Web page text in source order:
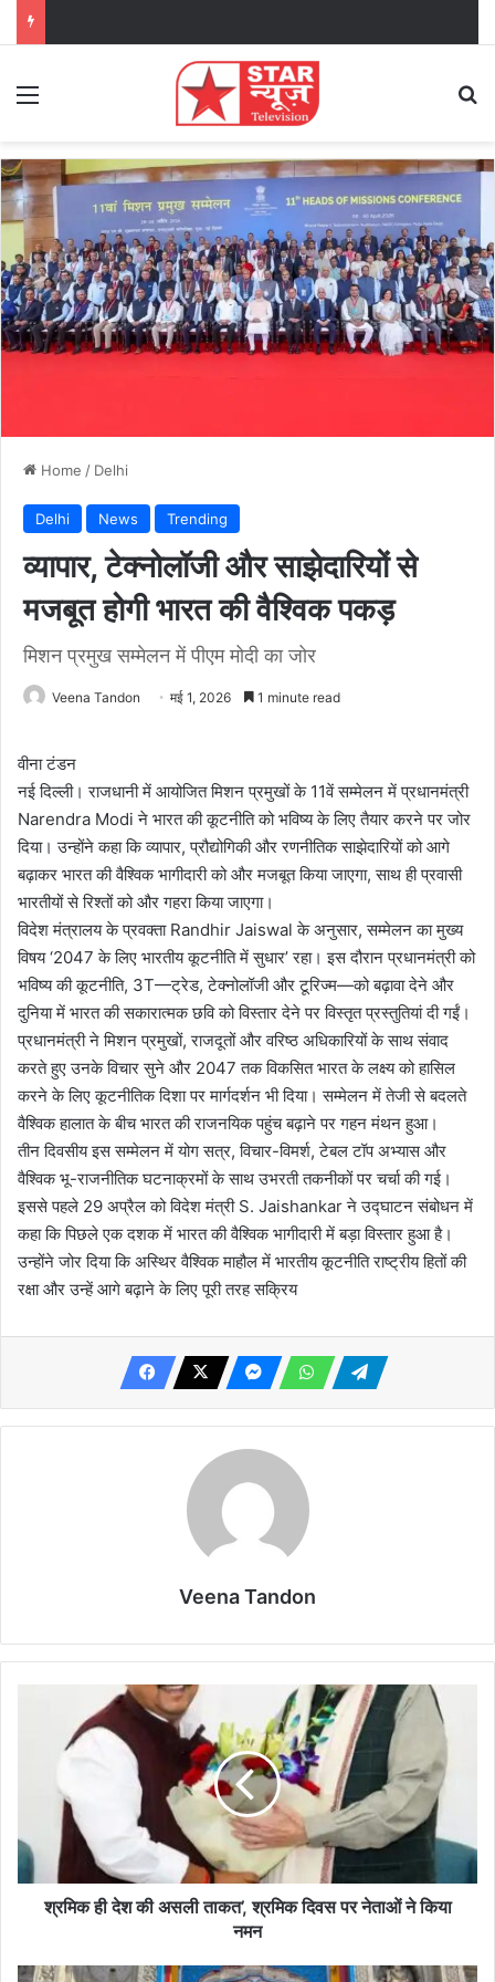
Menu
Home / Delhi
Delhi News Trending
व्यापार, टेक्नोलॉजी और साझेदारियों से
मजबूत होगी भारत की वैश्विक पकड़
मिशन प्रमुख सम्मेलन में पीएम मोदी का जोर
Veena Tandon मई 1, 2026 1 minute read
वीना टंडन
नई दिल्ली। राजधानी में आयोजित मिशन प्रमुखों के 11वें सम्मेलन में प्रधानमंत्री
Narendra Modi ने भारत की कूटनीति को भविष्य के लिए तैयार करने पर जोर
दिया। उन्होंने कहा कि व्यापार, प्रौद्योगिकी और रणनीतिक साझेदारियों को आगे
बढ़ाकर भारत की वैश्विक भागीदारी को और मजबूत किया जाएगा, साथ ही प्रवासी
भारतीयों से रिश्तों को और गहरा किया जाएगा।
विदेश मंत्रालय के प्रवक्ता Randhir Jaiswal के अनुसार, सम्मेलन का मुख्य
विषय ‘2047 के लिए भारतीय कूटनीति में सुधार’ रहा। इस दौरान प्रधानमंत्री को
भविष्य की कूटनीति, 3T—ट्रेड, टेक्नोलॉजी और टूरिज्म—को बढ़ावा देने और
दुनिया में भारत की सकारात्मक छवि को विस्तार देने पर विस्तृत प्रस्तुतियां दी गईं।
प्रधानमंत्री ने मिशन प्रमुखों, राजदूतों और वरिष्ठ अधिकारियों के साथ संवाद
करते हुए उनके विचार सुने और 2047 तक विकसित भारत के लक्ष्य को हासिल
करने के लिए कूटनीतिक दिशा पर मार्गदर्शन भी दिया। सम्मेलन में तेजी से बदलते
वैश्विक हालात के बीच भारत की राजनयिक पहुंच बढ़ाने पर गहन मंथन हुआ।
तीन दिवसीय इस सम्मेलन में योग सत्र, विचार-विमर्श, टेबल टॉप अभ्यास और
वैश्विक भू-राजनीतिक घटनाक्रमों के साथ उभरती तकनीकों पर चर्चा की गई।
इससे पहले 29 अप्रैल को विदेश मंत्री S. Jaishankar ने उद्घाटन संबोधन में
कहा कि पिछले एक दशक में भारत की वैश्विक भागीदारी में बड़ा विस्तार हुआ है।
उन्होंने जोर दिया कि अस्थिर वैश्विक माहौल में भारतीय कूटनीति राष्ट्रीय हितों की
रक्षा और उन्हें आगे बढ़ाने के लिए पूरी तरह सक्रिय
Veena Tandon
दिवस
पर
नेताओं
नमन
श्रमिक ही देश की असली ताकत’, श्रमिक दिवस पर नेताओं ने किया
नमन
केदारनाथ